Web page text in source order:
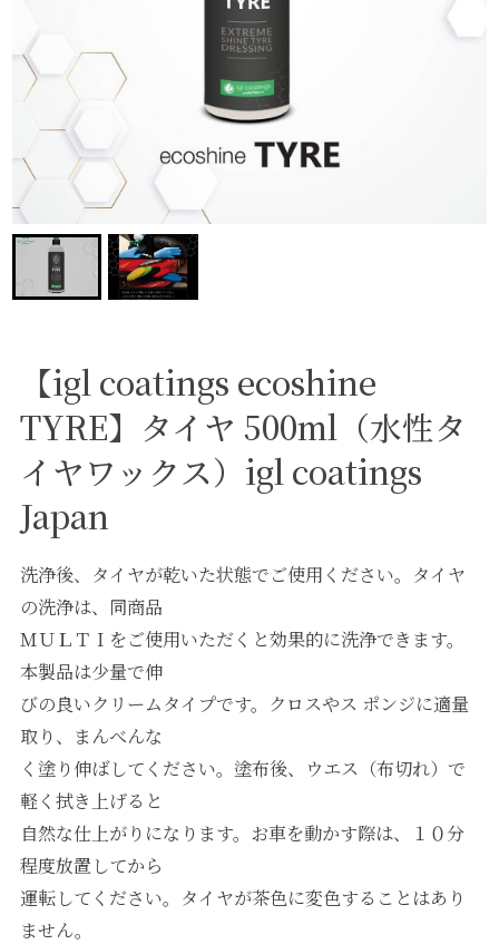
【igl coatings ecoshine
TYRE】タイヤ 500ml（水性タ
イヤワックス）igl coatings
Japan
洗浄後、タイヤが乾いた状態でご使用ください。タイヤ
の洗浄は、同商品
ＭＵＬＴＩをご使用いただくと効果的に洗浄できます。
本製品は少量で伸
びの良いクリームタイプです。クロスやス ポンジに適量
取り、まんべんな
く塗り伸ばしてください。塗布後、ウエス（布切れ）で
軽く拭き上げると
自然な仕上がりになります。お車を動かす際は、１０分
程度放置してから
運転してください。タイヤが茶色に変色することはあり
ません。